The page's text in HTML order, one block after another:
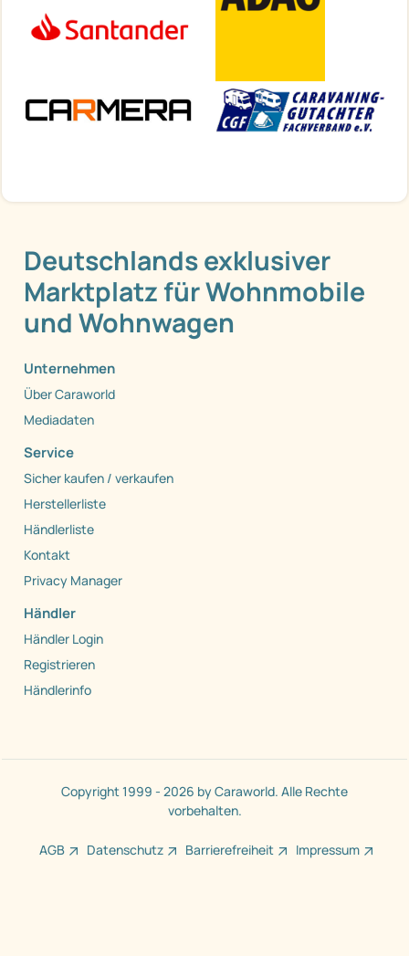
Deutschlands exklusiver
Marktplatz für Wohnmobile
und Wohnwagen
Unternehmen
Über Caraworld
Mediadaten
Service
Sicher kaufen / verkaufen
Herstellerliste
Händlerliste
Kontakt
Privacy Manager
Händler
Händler Login
Registrieren
Händlerinfo
Copyright 1999 - 2026 by Caraworld. Alle Rechte
vorbehalten.
AGB Datenschutz Barrierefreiheit Impressum